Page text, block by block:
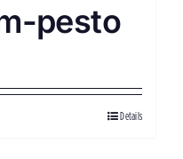
pesto
Details